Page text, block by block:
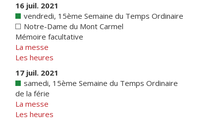
16 juil. 2021
vendredi, 15ème Semaine du Temps Ordinaire
Notre-Dame du Mont Carmel
Mémoire facultative
La messe
Les heures
17 juil. 2021
samedi, 15ème Semaine du Temps Ordinaire
de la férie
La messe
Les heures